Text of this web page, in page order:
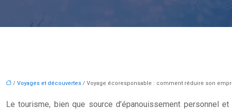
/ Voyages et découvertes / Voyage écoresponsable : comment réduire son
Le tourisme, bien que source d’épanouissement personnel